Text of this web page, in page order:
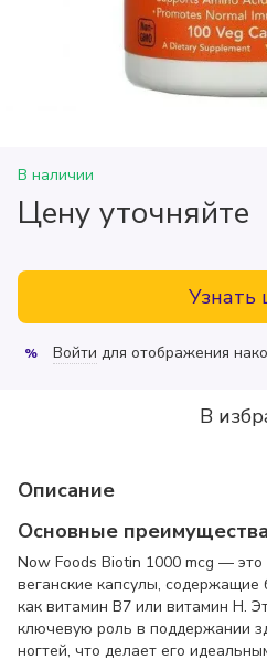
В наличии
Цену уточняйте
Узнать
% Войти для отображения
В
Описание
Основные
Now Foods Biotin 1000 mcg —
веганские капсулы, содержащие
как витамин B7 или витамин H.
ключевую роль в поддержании
ногтей, что делает его